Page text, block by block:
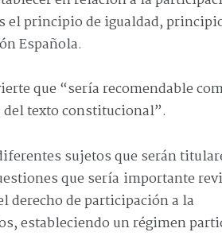
el principio de igualdad,
Española.
que “sería recomendable
texto constitucional”.
sujetos que serán
que sería importante
derecho de participación a la
estableciendo un régimen